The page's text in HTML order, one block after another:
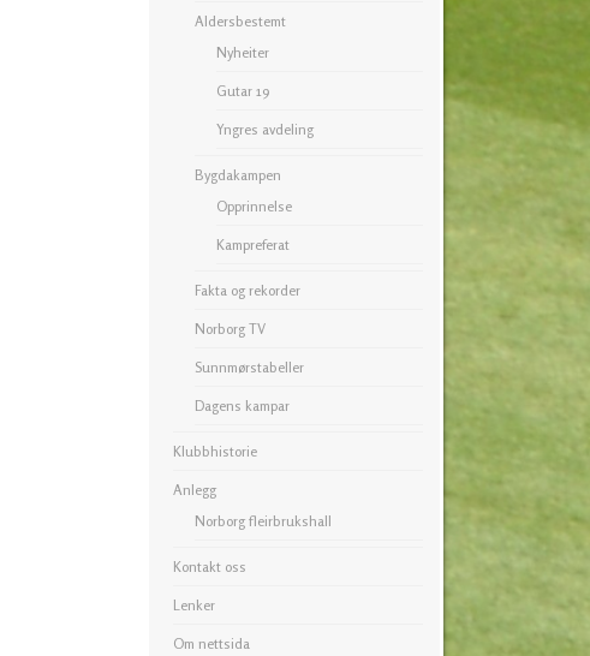
Aldersbestemt
Nyheiter
Gutar 19
Yngres avdeling
Bygdakampen
Opprinnelse
Kampreferat
Fakta og rekorder
Norborg TV
Sunnmørstabeller
Dagens kampar
Klubbhistorie
Anlegg
Norborg fleirbrukshall
Kontakt oss
Lenker
Om nettsida